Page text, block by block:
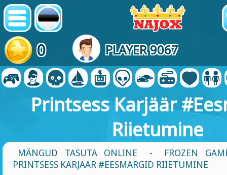
0 PLAYER 9067
Printsess Karjäär
Riietumine
MÄNGUD TASUTA ONLINE -
FROZEN
PRINTSESS KARJÄÄR #EESMÄRGID RIIETUMINE